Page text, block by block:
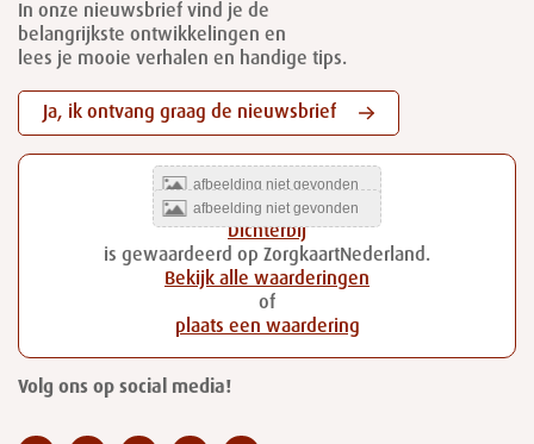
In onze nieuwsbrief vind je de
belangrijkste ontwikkelingen en
lees je mooie verhalen en handige tips.
Ja, ik ontvang graag de nieuwsbrief
Dichterbij
is gewaardeerd op ZorgkaartNederland.
Bekijk alle waarderingen
of
plaats een waardering
Volg ons op social media!